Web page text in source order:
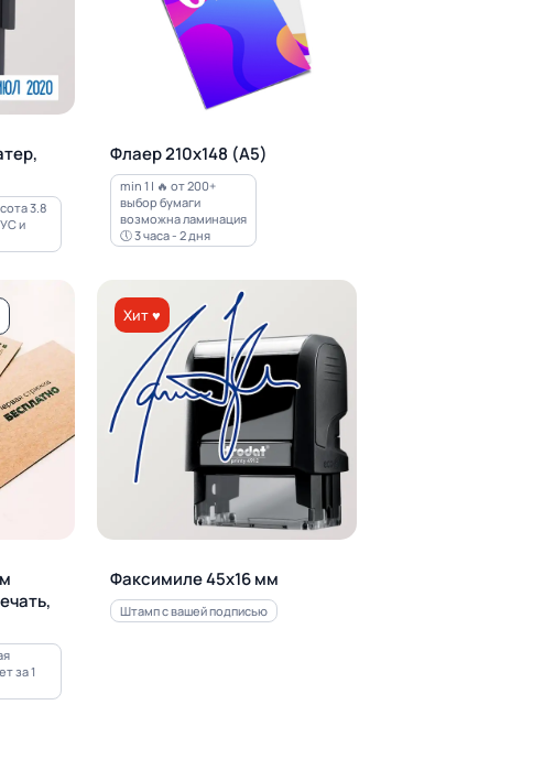
3.8
и
Флаер 210х148 (А5)
min 1 | 🔥 от 200+
выбор бумаги
возможна ламинация
🕔 3 часа - 2 дня
за 1
Хит ♥
Факсимиле 45х16 мм
Штамп с вашей подписью